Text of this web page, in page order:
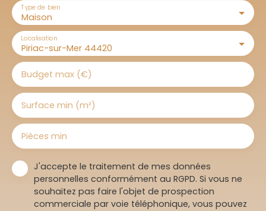
Maison
Type de bien
Piriac-sur-Mer 44420
Localisation
Budget max (€)
Surface min (m²)
Pièces min
J'accepte le traitement de mes données
personnelles conformément au RGPD. Si vous ne
souhaitez pas faire l'objet de prospection
commerciale par voie téléphonique, vous pouvez